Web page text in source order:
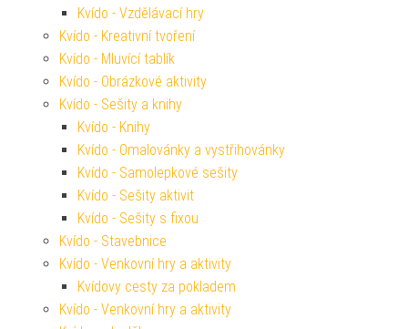
Kvído - Vzdělávací hry
Kvído - Kreativní tvoření
Kvído - Mluvící tablík
Kvído - Obrázkové aktivity
Kvído - Sešity a knihy
Kvído - Knihy
Kvído - Omalovánky a vystřihovánky
Kvído - Samolepkové sešity
Kvído - Sešity aktivit
Kvído - Sešity s fixou
Kvído - Stavebnice
Kvído - Venkovní hry a aktivity
Kvídovy cesty za pokladem
Kvído - Venkovní hry a aktivity